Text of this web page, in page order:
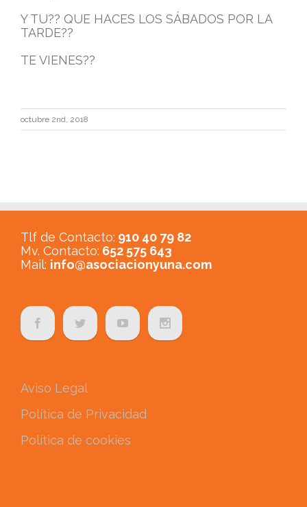
Y TU?? QUE HACES LOS SÁBADOS POR LA
TARDE??
TE VIENES??
octubre 2nd, 2018
Tlf de Contacto: 910 40 79 82
Mv. Contacto: 652 575 643
Mail: info@asociacionyuna.com
Aviso Legal
Política de Privacidad
Política de cookies